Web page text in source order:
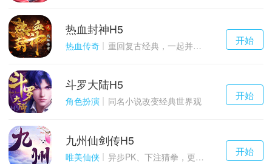
千百度h5
游戏
开始
热血封神H5
热血传奇 重回复古经典，一起并肩作战吧！
千百度h5
游戏
开始
斗罗大陆H5
角色扮演 同名小说改变经典世界观
千百度h5
游戏
开始
九州仙剑传H5
唯美仙侠 异步PK、下注猜拳，更多玩点等你来体验！